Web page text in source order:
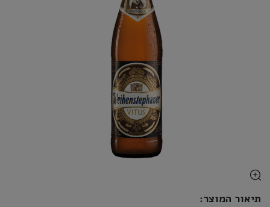
תיאור המוצר: